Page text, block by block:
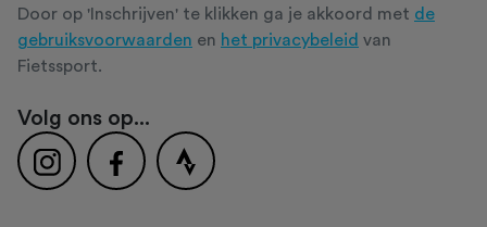
Door op 'Inschrijven' te klikken ga je akkoord met de
gebruiksvoorwaarden en het privacybeleid van
Fietssport.
Volg ons op...